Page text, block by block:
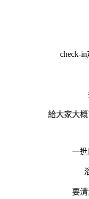
check-
給大家大
一
要